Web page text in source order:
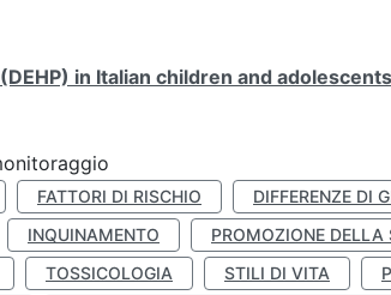
in Italian children and
FATTORI DI RISCHIO
DIFFERENZE DI
INQUINAMENTO PROMOZIONE DELLA
TOSSICOLOGIA STILI DI VITA